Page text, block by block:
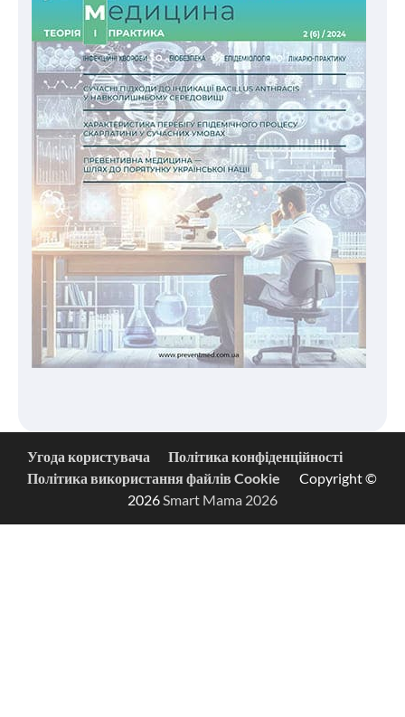
Угода користувача
Політика конфіденційності
Політика використання файлів Cookie
Copyright ©
2026 Smart Mama 2026